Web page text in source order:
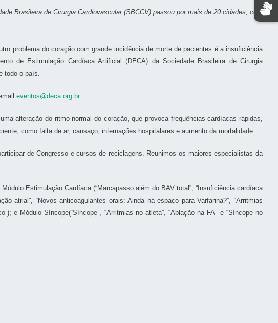
Brasileira de Cirurgia Cardiovascular (SBCCV) passou por mais de 20 cidades, com
do coração com grande incidência de morte de pacientes é a insuficiência
de Estimulação Cardíaca Artificial (DECA) da Sociedade Brasileira de Cirurgia
todo o país.
eventos@deca.org.br.
alteração do ritmo normal do coração, que provoca frequências cardíacas rápidas,
como falta de ar, cansaço, internações hospitalares e aumento da mortalidade.
de Congresso e cursos de reciclagens. Reunimos os maiores especialistas da
Estimulação Cardíaca (“Marcapasso além do BAV total”, “Insuficiência cardíaca
atrial”, “Novos anticoagulantes orais: Ainda há espaço para Varfarina?”, “Arritmias
e Módulo Síncope(“Síncope”, “Arritmias no atleta”, “Ablação na FA” e “Síncope no